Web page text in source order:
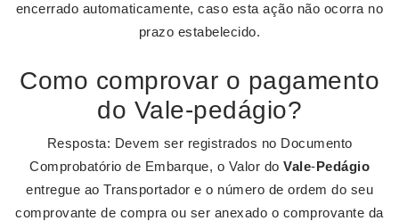
encerrado automaticamente, caso esta ação não ocorra no
prazo estabelecido.
Como comprovar o pagamento
do Vale-pedágio?
Resposta: Devem ser registrados no Documento
Comprobatório de Embarque, o Valor do Vale-Pedágio
entregue ao Transportador e o número de ordem do seu
comprovante de compra ou ser anexado o comprovante da